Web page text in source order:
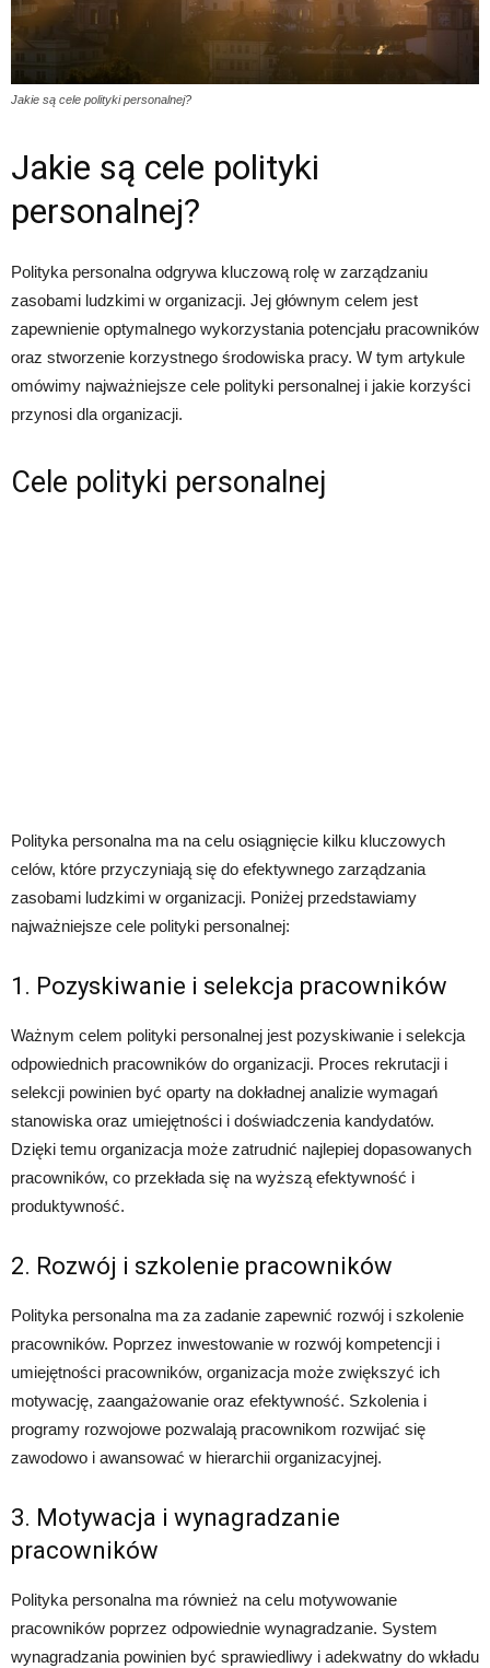
Jakie są cele polityki personalnej?
Jakie są cele polityki
personalnej?
Polityka personalna odgrywa kluczową rolę w zarządzaniu
zasobami ludzkimi w organizacji. Jej głównym celem jest
zapewnienie optymalnego wykorzystania potencjału pracowników
oraz stworzenie korzystnego środowiska pracy. W tym artykule
omówimy najważniejsze cele polityki personalnej i jakie korzyści
przynosi dla organizacji.
Cele polityki personalnej
Polityka personalna ma na celu osiągnięcie kilku kluczowych
celów, które przyczyniają się do efektywnego zarządzania
zasobami ludzkimi w organizacji. Poniżej przedstawiamy
najważniejsze cele polityki personalnej:
1. Pozyskiwanie i selekcja pracowników
Ważnym celem polityki personalnej jest pozyskiwanie i selekcja
odpowiednich pracowników do organizacji. Proces rekrutacji i
selekcji powinien być oparty na dokładnej analizie wymagań
stanowiska oraz umiejętności i doświadczenia kandydatów.
Dzięki temu organizacja może zatrudnić najlepiej dopasowanych
pracowników, co przekłada się na wyższą efektywność i
produktywność.
2. Rozwój i szkolenie pracowników
Polityka personalna ma za zadanie zapewnić rozwój i szkolenie
pracowników. Poprzez inwestowanie w rozwój kompetencji i
umiejętności pracowników, organizacja może zwiększyć ich
motywację, zaangażowanie oraz efektywność. Szkolenia i
programy rozwojowe pozwalają pracownikom rozwijać się
zawodowo i awansować w hierarchii organizacyjnej.
3. Motywacja i wynagradzanie
pracowników
Polityka personalna ma również na celu motywowanie
pracowników poprzez odpowiednie wynagradzanie. System
wynagradzania powinien być sprawiedliwy i adekwatny do wkładu